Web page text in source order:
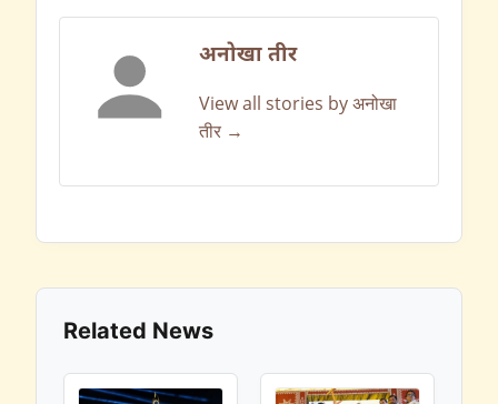
अनोखा तीर
View all stories by अनोखा
तीर →
Related News